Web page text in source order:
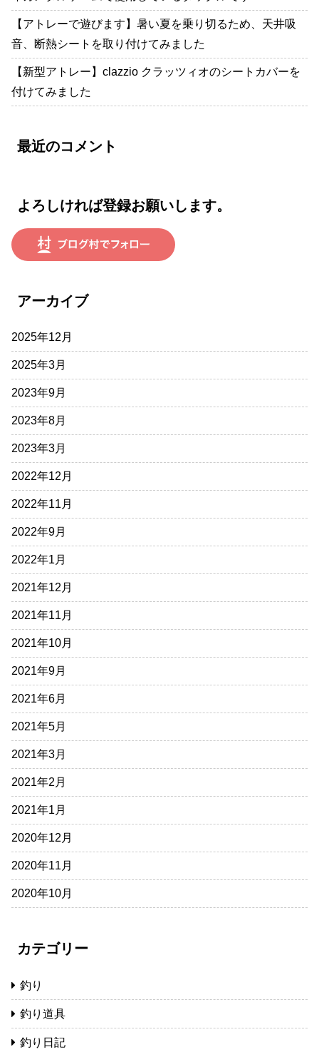
【アトレーで遊びます】暑い夏を乗り切るため、天井吸
音、断熱シートを取り付けてみました
【新型アトレー】clazzio クラッツィオのシートカバーを
付けてみました
最近のコメント
よろしければ登録お願いします。
アーカイブ
2025年12月
2025年3月
2023年9月
2023年8月
2023年3月
2022年12月
2022年11月
2022年9月
2022年1月
2021年12月
2021年11月
2021年10月
2021年9月
2021年6月
2021年5月
2021年3月
2021年2月
2021年1月
2020年12月
2020年11月
2020年10月
カテゴリー
釣り
釣り道具
釣り日記